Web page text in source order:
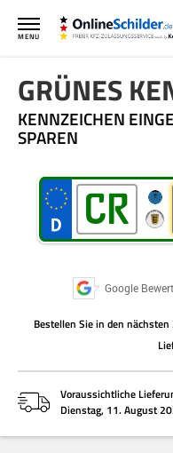
MENU
GRÜNES
KENNZEICHEN
SPAREN
Google
Bestellen Siein den nächsten
Voraussichtliche
Dienstag, 11. August